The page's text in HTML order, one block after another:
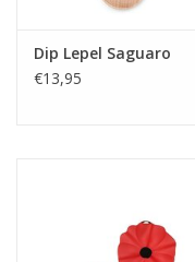
Dip Lepel Saguaro
€13,95